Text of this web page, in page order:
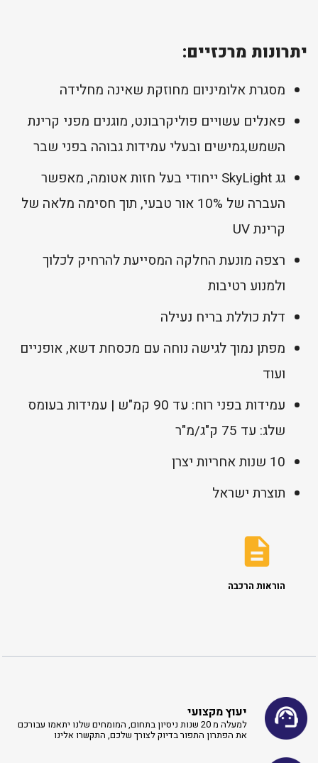
יתרונות מרכזיים:
מסגרת אלומיניום מחוזקת שאינה מחלידה
פאנלים עשויים פוליקרבונט, מוגנים מפני קרינת
השמש,גמישים ובעלי עמידות גבוהה בפני שבר
גג SkyLight ייחודי בעל חזות אטומה, מאפשר
העברה של 10% אור טבעי, תוך חסימה מלאה של
קרינת UV
רצפה מונעת החלקה המסייעת להרחיק לכלוך
ולמנוע רטיבות
דלת כוללת בריח נעילה
מפתן נמוך לגישה נוחה עם מכסחת דשא, אופניים
ועוד
עמידות בפני רוח: עד 90 קמ"ש | עמידות בעומס
שלג: עד 75 ק"ג/מ"ר
10 שנות אחריות יצרן
תוצרת ישראל
הוראות הרכבה
יעוץ מקצועי
למעלה מ 20 שנות ניסיון בתחום, המומחים שלנו יתאמו עבורכם
את הפתרון התפור בדיוק לצורך שלכם, התקשרו אלינו ​